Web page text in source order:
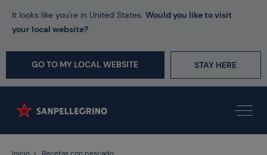
It looks like you're in United States. Would you like to visit
your local website?
GO TO MY LOCAL WEBSITE STAY HERE